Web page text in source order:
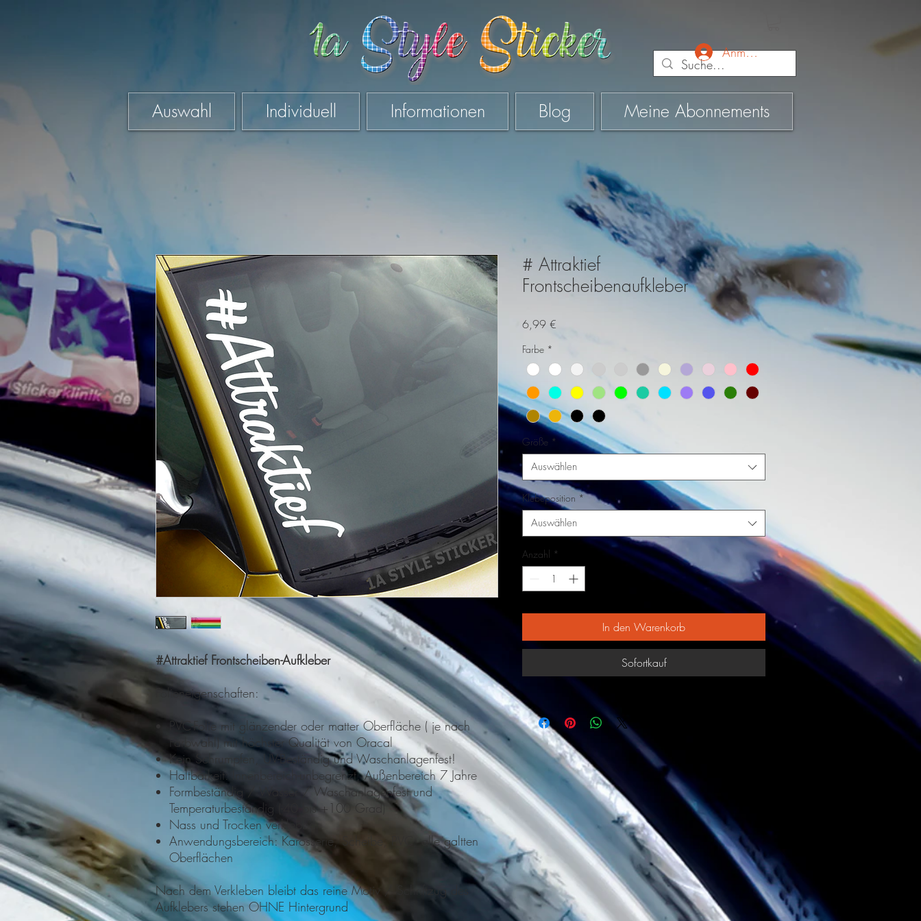
Anmelden
Auswahl Individuell Informationen Blog Meine Abonnements
#Attraktief Frontscheiben-Aufkleber
Folieneigenschaften:
PVC-Folie mit glänzender oder matter Oberfläche ( je nach
Farbwahl) mit höchster Qualität von Oracal
Kein Schrumpfen, UV-Beständig und Waschanlagenfest!
Haltbarkeit: Innenbereich-unbegrenzt, Außenbereich 7 Jahre
Formbeständig / Wasser / Waschanlagenfest und
Temperaturbeständig (-40 bis +100 Grad)
Nass und Trocken verklebbar
Anwendungsbereich: Karosserie, Scheibe, PVC, alle galtten
Oberflächen
Nach dem Verkleben bleibt das reine Motiv / Schriftzug des
Aufklebers stehen OHNE Hintergrund
# Attraktief
Frontscheibenaufkleber
6,99 €
Farbe *
Größe *
Auswählen
Klebeposition *
Auswählen
Anzahl *
In den Warenkorb
Sofortkauf